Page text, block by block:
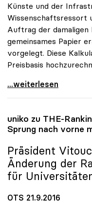
Künste und der
Wissenschaftsressort
Auftrag der damaligen
gemeinsames Papier
vorgelegt. Diese
Preisbasis
uniko:
...weiterlesen
uniko zu THE-
Sprung nach vorne
Präsident
Änderung der
für
OTS 21.9.2016